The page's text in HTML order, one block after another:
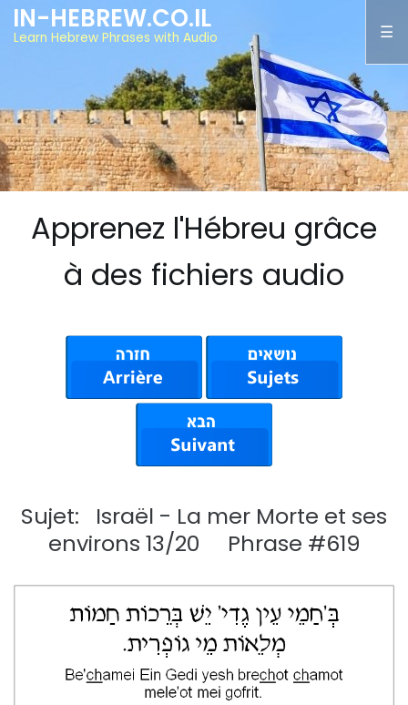
IN-HEBREW.CO.IL
Learn Hebrew Phrases with Audio
Apprenez l'Hébreu grâce
à des fichiers audio
Sujet: Israël - La mer Morte et ses
environs 13/20 Phrase #619